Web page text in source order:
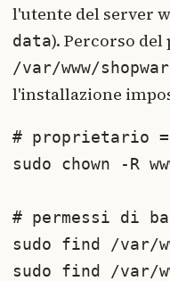
l'utente del server
data). Percorso
/var/www/
l'installazione
# proprietario
sudo chown -R
# permessi di
sudo find /var/
sudo find /var/